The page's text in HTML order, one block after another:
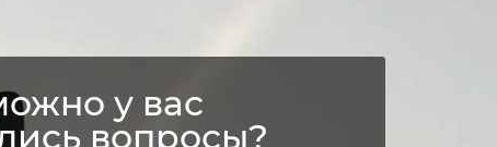
у вас
вопросы?